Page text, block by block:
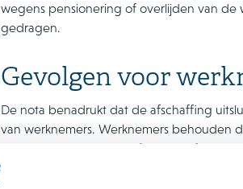
wegens pensionering of overlijden van de
gedragen.
Gevolgen voor
De nota benadrukt dat de afschaffing
van werknemers. Werknemers behouden
arbeidsongeschiktheid of bij
Wel worden indirecte gevolgen